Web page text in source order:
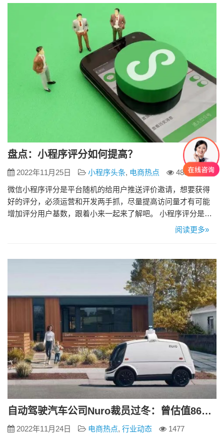
键添加顺丰冷运官方企业微信客服，在线询价一键下单，还可
盘点：小程序评分如何提高？
2022年11月25日 小程序头条, 电商热点
4881
微信小程序评分是平台随机的给用户推送评价邀请，想要获得
好的评分，必须运营和开发两手抓，尽量提高访问量才有可能
增加评分用户基数，跟着小来一起来了解吧。 小程序评分是什
么？ 按照官方规则，默认小程序后台显示的满意度是5颗星，但
评价人数不足，并不是系统出了问题，而是你的小程序还没有
阅读更多»
自动驾驶汽车公司Nuro裁员过冬：曾估值86亿美元孙正义丁磊是股东
2022年11月24日 电商热点, 行业动态
1477